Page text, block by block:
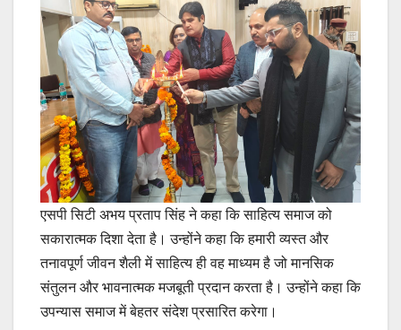
एसपी सिटी अभय प्रताप सिंह ने कहा कि साहित्य समाज को
सकारात्मक दिशा देता है। उन्होंने कहा कि हमारी व्यस्त और
तनावपूर्ण जीवन शैली में साहित्य ही वह माध्यम है जो मानसिक
संतुलन और भावनात्मक मजबूती प्रदान करता है। उन्होंने कहा कि
उपन्यास समाज में बेहतर संदेश प्रसारित करेगा।